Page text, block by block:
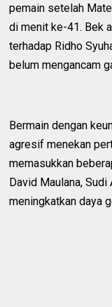
pemain setelah
di menit ke-41. Bek
terhadap Ridho
belum mengancam
Bermain dengan
agresif menekan
memasukkan
David Maulana, Sudi
meningkatkan daya